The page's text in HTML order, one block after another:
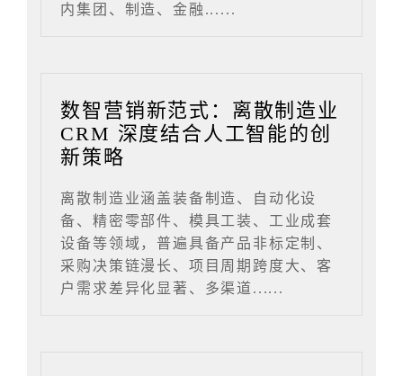
内集团、制造、金融......
数智营销新范式：离散制造业
CRM 深度结合人工智能的创
新策略
离散制造业涵盖装备制造、自动化设
备、精密零部件、模具工装、工业成套
设备等领域，普遍具备产品非标定制、
采购决策链漫长、项目周期跨度大、客
户需求差异化显著、多渠道......